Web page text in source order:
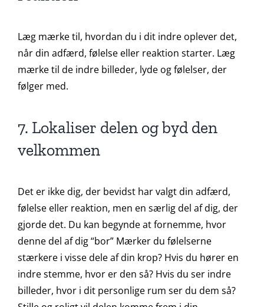
Læg mærke til, hvordan du i dit indre oplever det,
når din adfærd, følelse eller reaktion starter. Læg
mærke til de indre billeder, lyde og følelser, der
følger med.
7. Lokaliser delen og byd den
velkommen
Det er ikke dig, der bevidst har valgt din adfærd,
følelse eller reaktion, men en særlig del af dig, der
gjorde det. Du kan begynde at fornemme, hvor
denne del af dig “bor” Mærker du følelserne
stærkere i visse dele af din krop? Hvis du hører en
indre stemme, hvor er den så? Hvis du ser indre
billeder, hvor i dit personlige rum ser du dem så?